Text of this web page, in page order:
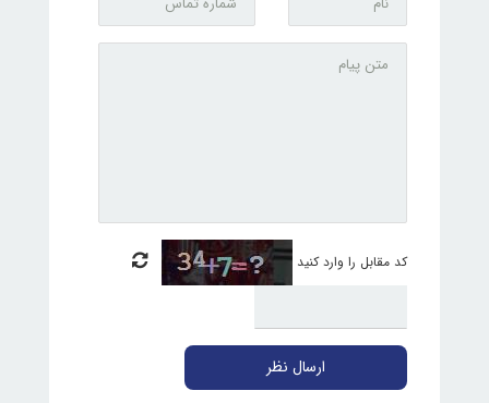
کد مقابل را وارد کنید
ارسال نظر